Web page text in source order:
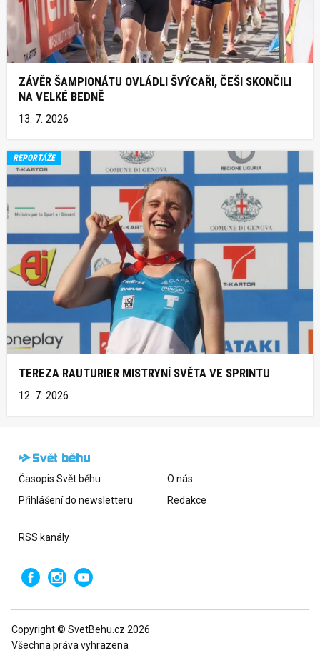
ZÁVĚR ŠAMPIONÁTU OVLÁDLI ŠVÝCAŘI, ČEŠI SKONČILI
NA VELKÉ BEDNĚ
13. 7. 2026
REPORTÁŽE
TEREZA RAUTURIER MISTRYNÍ SVĚTA VE SPRINTU
12. 7. 2026
Časopis Svět běhu
Přihlášení do newsletteru
O nás
Redakce
RSS kanály
Copyright © SvetBehu.cz 2026
Všechna práva vyhrazena